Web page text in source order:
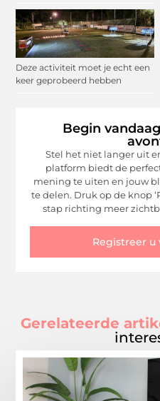
Deze activiteit moet je echt een
keer geprobeerd hebben
Begin
Stel het niet langer uit
platform biedt de
mening te uiten en jouw
te delen. Druk op de knop
stap richting meer
Registreer u
Gerelateerde